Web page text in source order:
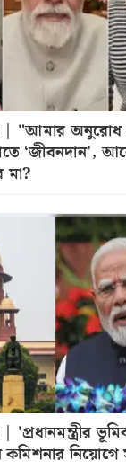
"আমার অনুরোধ
‘জীবনদান’,
মা?
কমিশনার নিয়োগে